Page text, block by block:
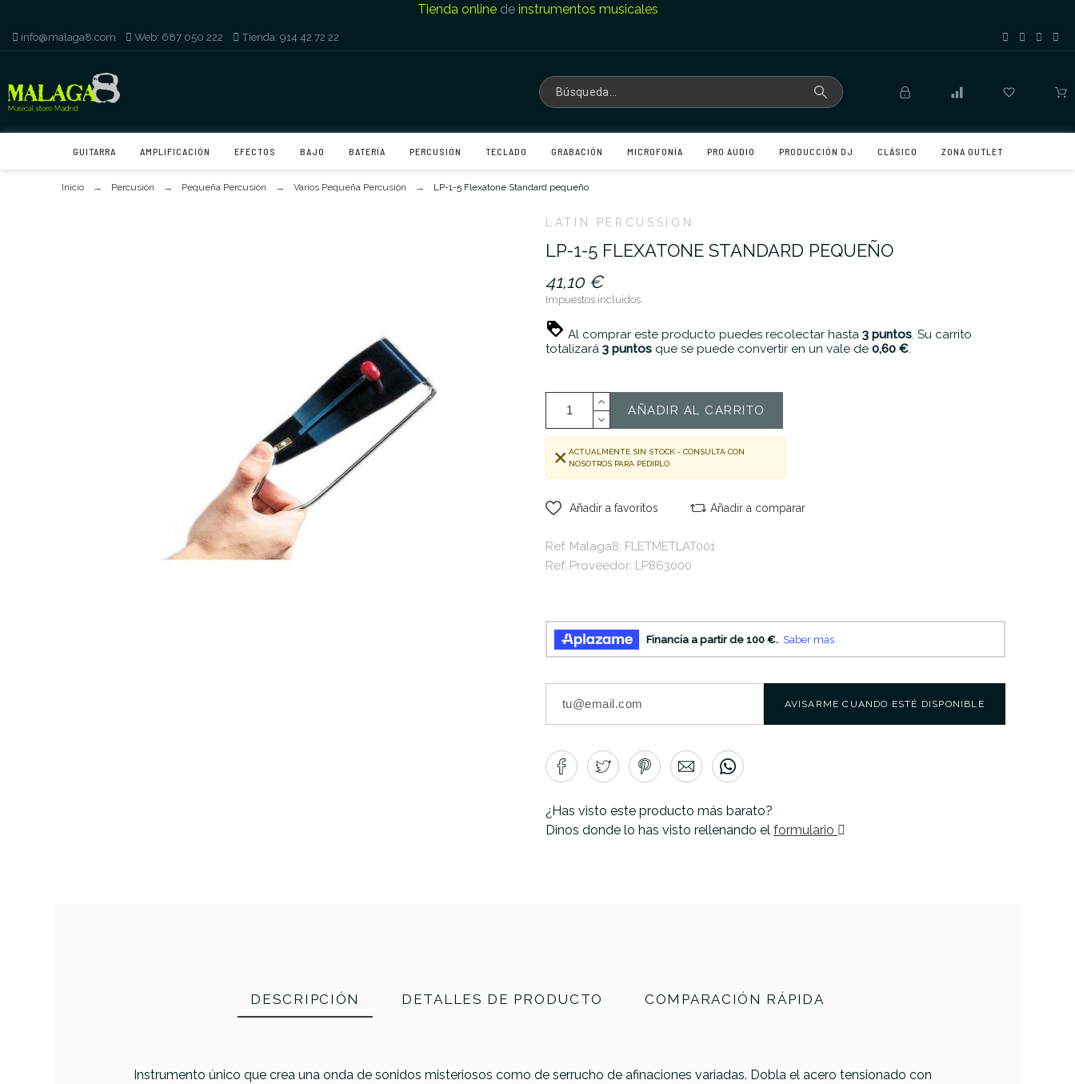
Tienda onlinede instrumentos musicales
info@malaga8.com Web: 687 050 222 Tienda: 914 42 72 22
GUITARRA AMPLIFICACIÓN EFECTOS BAJO BATERÍA PERCUSIÓN TECLADO GRABACIÓN MICROFONÍA PRO AUDIO PRODUCCIÓN DJ CLÁSICO ZONA OUTLET
Inicio Percusión Pequeña Percusión Varios Pequeña Percusión LP-1-5 Flexatone Standard pequeño
LATIN PERCUSSION
LP-1-5 FLEXATONE STANDARD PEQUEÑO
41,10 €
Impuestos incluidos
Al comprar este producto puedes recolectar hasta 3 puntos. Su carrito
totalizará 3 puntos que se puede convertir en un vale de 0,60 €.
AÑADIR AL CARRITO
ACTUALMENTE SIN STOCK - CONSULTA CON
NOSOTROS PARA PEDIRLO
Añadir a favoritos Añadir a comparar
Ref. Malaga8: FLETMETLAT001
Ref. Proveedor: LP863000
AVISARME CUANDO ESTÉ DISPONIBLE
¿Has visto este producto más barato?
Dinos donde lo has visto rellenando el formulario
DESCRIPCIÓN DETALLES DE PRODUCTO COMPARACIÓN RÁPIDA
Instrumento único que crea una onda de sonidos misteriosos como de serrucho de afinaciones variadas. Dobla el acero tensionado con